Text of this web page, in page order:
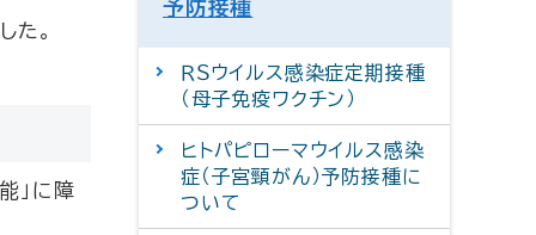
た。
」に障
予防接種
ＲＳウイルス感染症定期接種
（母子免疫ワクチン）
ヒトパピローマウイルス感染
症（子宮頸がん）予防接種に
ついて